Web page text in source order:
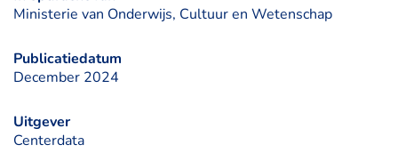
Ministerie van Onderwijs, Cultuur en Wetenschap
Publicatiedatum
December 2024
Uitgever
Centerdata